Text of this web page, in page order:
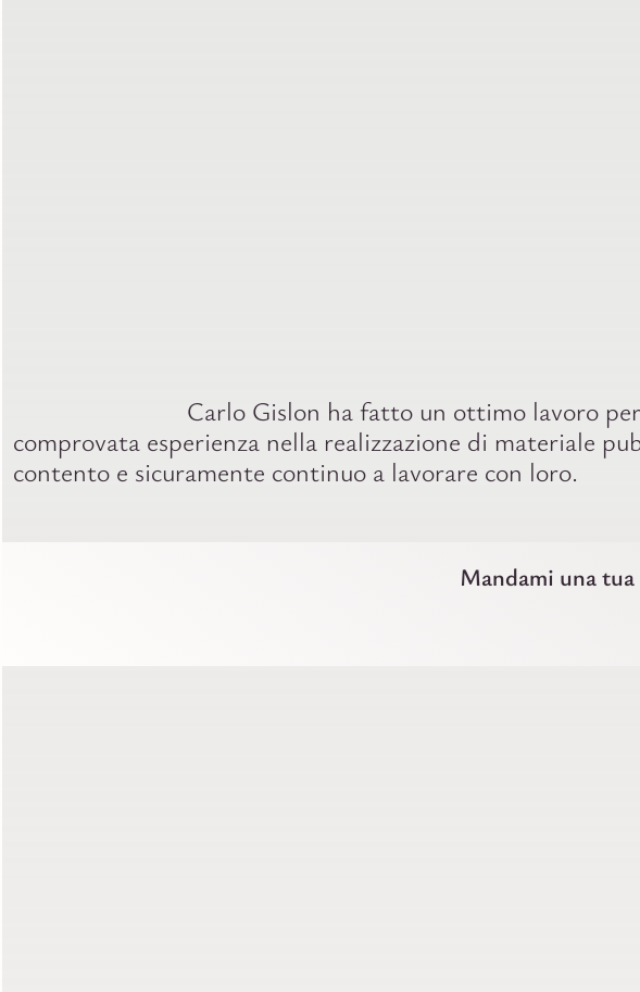
Carlo Gislon ha fatto un ottimo lavoro
comprovata esperienza nella realizzazione di materiale
contento e sicuramente continuo a lavorare con loro.
Mandami una